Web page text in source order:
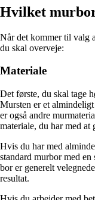
Hvilket
Når det kommer til valg
du skal overveje:
Materiale
Det første, du skal tage
Mursten er et
er også andre
materiale, du har med
Hvis du har med
standard murbor med
bor er generelt
resultat.